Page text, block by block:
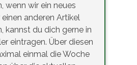
wenn wir ein neues
anderen Artikel
kannst du dich gerne in
eintragen. Über diesen
einmal die Woche